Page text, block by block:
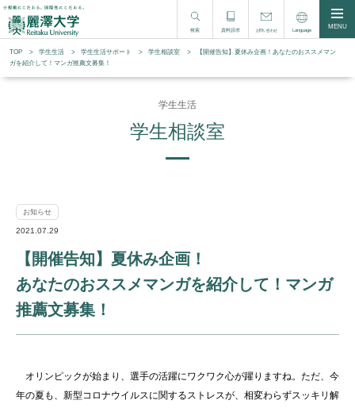
検索 資料請求 お問い合わせ Language MENU
TOP 学生生活 学⽣⽣活サポート 学生相談室
【開催告知】夏休み企画！あなたのおススメマン
ガを紹介して！マンガ推薦文募集！
学生生活
学生相談室
お知らせ
2021.07.29
【開催告知】夏休み企画！
あなたのおススメマンガを紹介して！マンガ
推薦文募集！
オリンピックが始まり、選手の活躍にワクワク心が躍りますね。ただ、今
年の夏も、新型コロナウイルスに関するストレスが、相変わらずスッキリ解